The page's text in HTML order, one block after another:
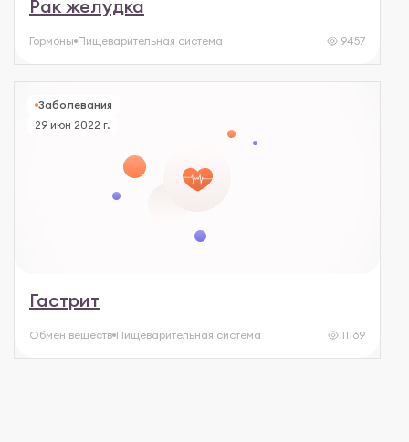
Рак желудка
Гормоны Пищеварительная система 9457
Заболевания
29 июн 2022 г.
Гастрит
Обмен веществ Пищеварительная система 11169